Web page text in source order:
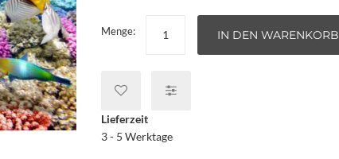
Menge: IN DEN WARENKORB
Lieferzeit
3 - 5 Werktage